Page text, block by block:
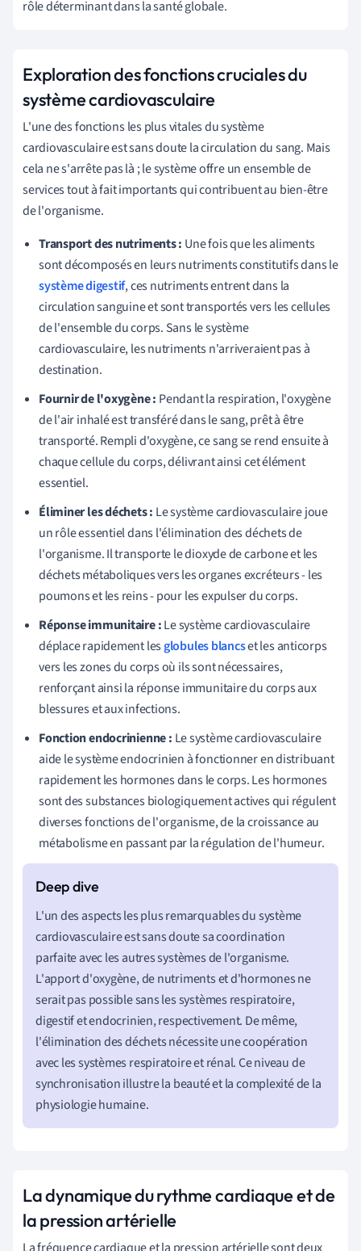
rôle déterminant dans la santé globale.
Exploration des fonctions cruciales du
système cardiovasculaire
L'une des fonctions les plus vitales du système
cardiovasculaire est sans doute la circulation du sang. Mais
cela ne s'arrête pas là ; le système offre un ensemble de
services tout à fait importants qui contribuent au bien-être
de l'organisme.
Transport des nutriments : Une fois que les aliments
sont décomposés en leurs nutriments constitutifs dans le
système digestif, ces nutriments entrent dans la
circulation sanguine et sont transportés vers les cellules
de l'ensemble du corps. Sans le système
cardiovasculaire, les nutriments n'arriveraient pas à
destination.
Fournir de l'oxygène : Pendant la respiration, l'oxygène
de l'air inhalé est transféré dans le sang, prêt à être
transporté. Rempli d'oxygène, ce sang se rend ensuite à
chaque cellule du corps, délivrant ainsi cet élément
essentiel.
Éliminer les déchets : Le système cardiovasculaire joue
un rôle essentiel dans l'élimination des déchets de
l'organisme. Il transporte le dioxyde de carbone et les
déchets métaboliques vers les organes excréteurs - les
poumons et les reins - pour les expulser du corps.
Réponse immunitaire :Le système cardiovasculaire
déplace rapidement lesglobules blancset les anticorps
vers les zones du corps où ils sont nécessaires,
renforçant ainsi la réponse immunitaire du corps aux
blessures et aux infections.
Fonction endocrinienne : Le système cardiovasculaire
aide le système endocrinien à fonctionner en distribuant
rapidement les hormones dans le corps. Les hormones
sont des substances biologiquement actives qui régulent
diverses fonctions de l'organisme, de la croissance au
métabolisme en passant par la régulation de l'humeur.
L'un des aspects les plus remarquables du système
cardiovasculaire est sans doute sa coordination
parfaite avec les autres systèmes de l'organisme.
L'apport d'oxygène, de nutriments et d'hormones ne
serait pas possible sans les systèmes respiratoire,
digestif et endocrinien, respectivement. De même,
l'élimination des déchets nécessite une coopération
avec les systèmes respiratoire et rénal. Ce niveau de
synchronisation illustre la beauté et la complexité de la
physiologie humaine.
La dynamique du rythme cardiaque et de
la pression artérielle
La fréquence cardiaque et la pression artérielle sont deux